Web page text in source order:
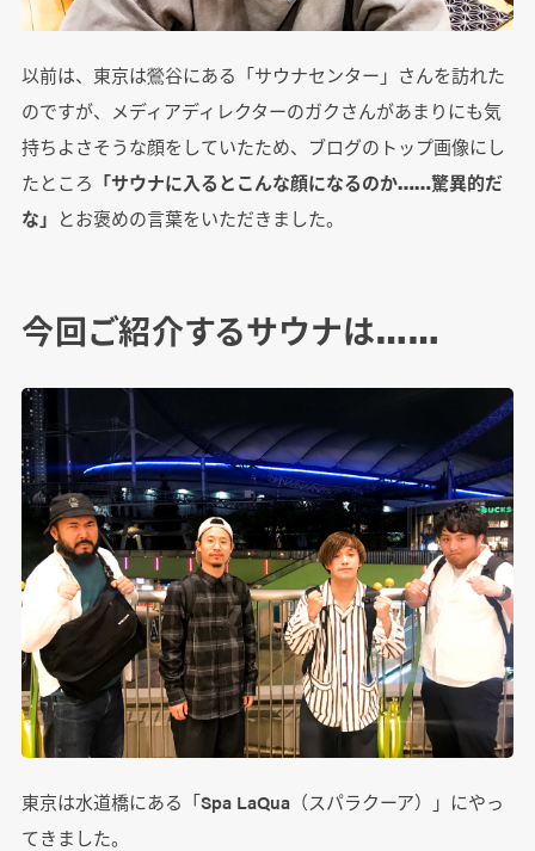
以前は、東京は鶯谷にある「サウナセンター」さんを訪れた
のですが、メディアディレクターのガクさんがあまりにも気
持ちよさそうな顔をしていたため、ブログのトップ画像にし
たところ 「サウナに入るとこんな顔になるのか……驚異的だ
な」 とお褒めの言葉をいただきました。
今回ご紹介するサウナは……
東京は水道橋にある「Spa LaQua（スパラクーア）」にやっ
てきました。